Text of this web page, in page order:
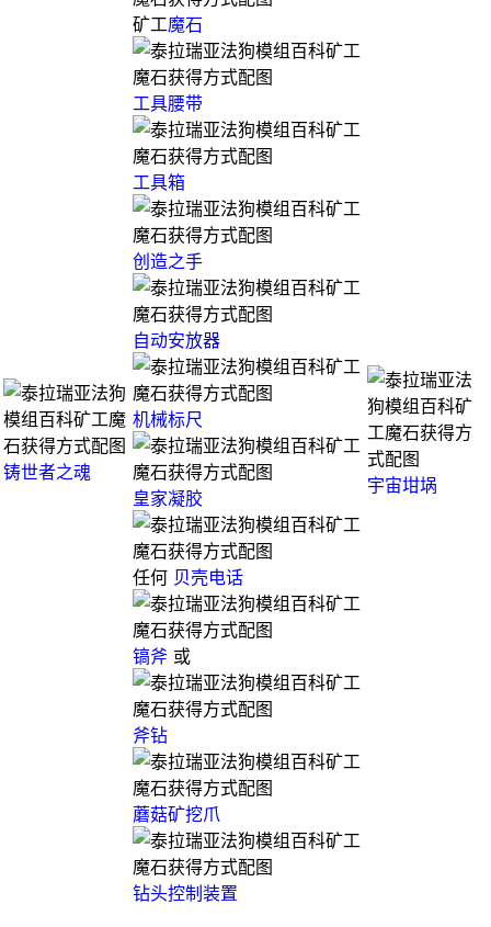
铸世者之魂
矿工魔石
工具腰带
工具箱
创造之手
自动安放器
机械标尺
皇家凝胶
任何 贝壳电话
镐斧 或
斧钻
蘑菇矿挖爪
钻头控制装置
宇宙坩埚